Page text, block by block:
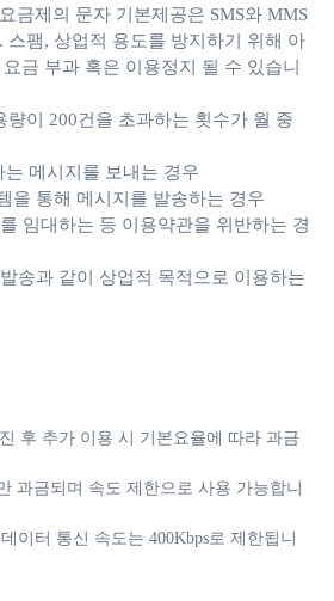
금제의 문자 기본제공은 SMS와 MMS
스팸, 상업적 용도를 방지하기 위해 아
금 부과 혹은 이용정지 될 수 있습니
량이 200건을 초과하는 횟수가 월 중
메시지를 보내는 경우
을 통해 메시지를 발송하는 경우
임대하는 등 이용약관을 위반하는 경
송과 같이 상업적 목적으로 이용하는
후 추가 이용 시 기본요율에 따라 과금
과금되며 속도 제한으로 사용 가능합니
이터 통신 속도는 400Kbps로 제한됩니